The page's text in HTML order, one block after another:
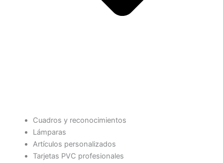
Cuadros y reconocimientos
Lámparas
Artículos personalizados
Tarjetas PVC profesionales